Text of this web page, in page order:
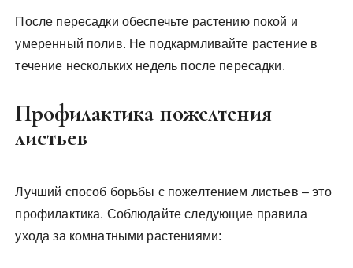
После пересадки обеспечьте растению покой и
умеренный полив. Не подкармливайте растение в
течение нескольких недель после пересадки.
Профилактика пожелтения
листьев
Лучший способ борьбы с пожелтением листьев – это
профилактика. Соблюдайте следующие правила
ухода за комнатными растениями: